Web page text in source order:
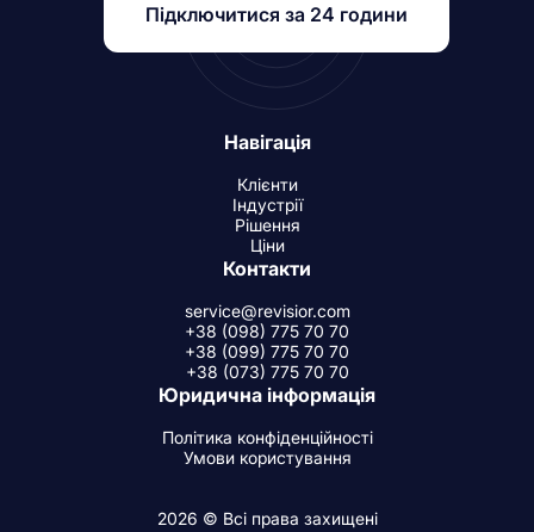
Навігація
Клієнти
Індустрії
Рішення
Ціни
Контакти
service@revisior.com
+38 (098) 775 70 70
+38 (099) 775 70 70
+38 (073) 775 70 70
Юридична інформація
Політика конфіденційності
Умови користування
Підключитися за 24 години
2026 © Всі права захищені